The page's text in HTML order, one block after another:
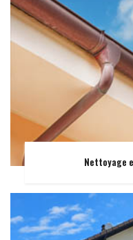
Nettoyage